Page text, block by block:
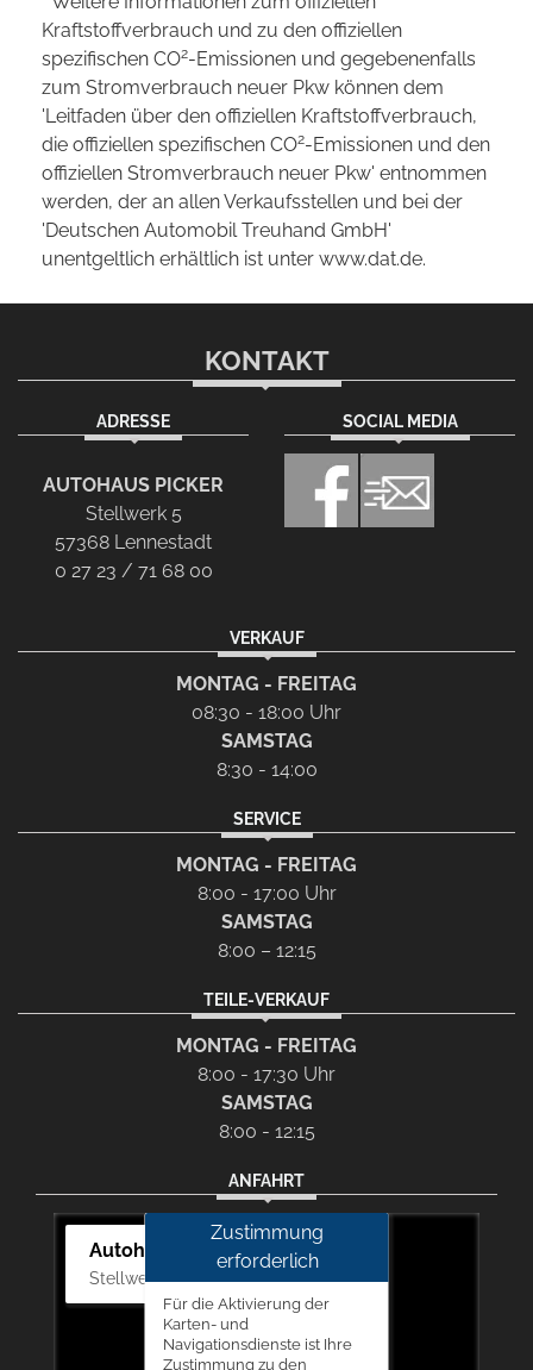
Kraftstoffverbrauch und zu den offiziellen
spezifischen CO2-Emissionen und gegebenenfalls
zum Stromverbrauch neuer Pkw können dem
'Leitfaden über den offiziellen Kraftstoffverbrauch,
die offiziellen spezifischen CO2-Emissionen und den
offiziellen Stromverbrauch neuer Pkw' entnommen
werden, der an allen Verkaufsstellen und bei der
'Deutschen Automobil Treuhand GmbH'
unentgeltlich erhältlich ist unter www.dat.de.
KONTAKT
ADRESSE
AUTOHAUS PICKER
Stellwerk 5
57368 Lennestadt
0 27 23 / 71 68 00
SOCIAL MEDIA
VERKAUF
MONTAG - FREITAG
08:30 - 18:00 Uhr
SAMSTAG
8:30 - 14:00
SERVICE
MONTAG - FREITAG
8:00 - 17:00 Uhr
SAMSTAG
8:00 – 12:15
TEILE-VERKAUF
MONTAG - FREITAG
8:00 - 17:30 Uhr
SAMSTAG
8:00 - 12:15
ANFAHRT
Autohaus Picker
Stellwerk 5, 57368 Lennestadt
Zustimmung
erforderlich
Für die Aktivierung der
Karten- und
Navigationsdienste ist Ihre
Zustimmung zu den